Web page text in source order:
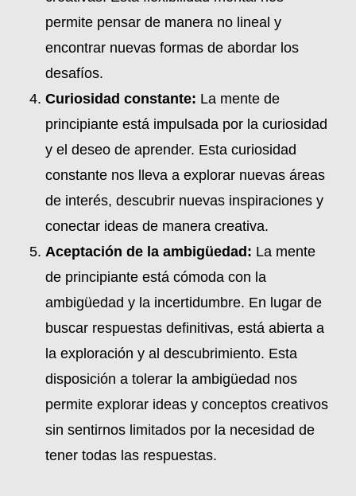
permite pensar de manera no lineal y
encontrar nuevas formas de abordar los
desafíos.
Curiosidad constante: La mente de
principiante está impulsada por la curiosidad
y el deseo de aprender. Esta curiosidad
constante nos lleva a explorar nuevas áreas
de interés, descubrir nuevas inspiraciones y
conectar ideas de manera creativa.
Aceptación de la ambigüedad: La mente
de principiante está cómoda con la
ambigüedad y la incertidumbre. En lugar de
buscar respuestas definitivas, está abierta a
la exploración y al descubrimiento. Esta
disposición a tolerar la ambigüedad nos
permite explorar ideas y conceptos creativos
sin sentirnos limitados por la necesidad de
tener todas las respuestas.